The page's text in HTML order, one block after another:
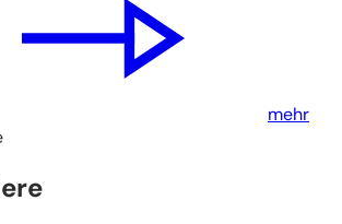
mehr